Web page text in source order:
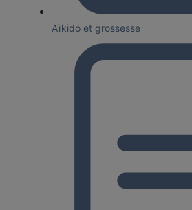
Aïkido et grossesse